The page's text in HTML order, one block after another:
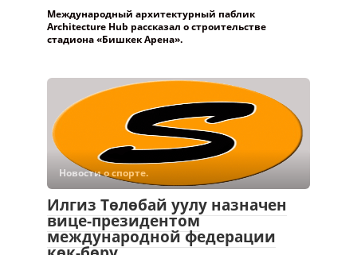
Международный архитектурный паблик
Architecture Hub рассказал о строительстве
стадиона «Бишкек Арена».
Новости о спорте.
Илгиз Төлөбай уулу назначен
вице-президентом
международной федерации